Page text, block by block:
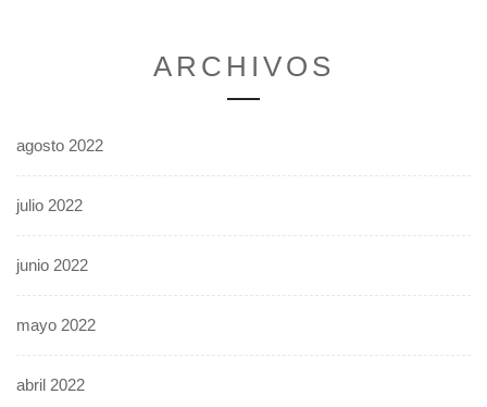
ARCHIVOS
agosto 2022
julio 2022
junio 2022
mayo 2022
abril 2022